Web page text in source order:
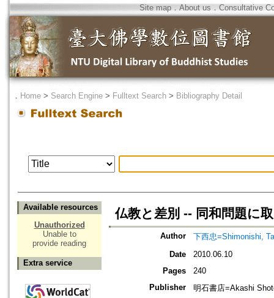
Site map．About us ． Consultative
． Home > Search Engine > Fulltext Search > Bibliography Detail
Available resources
Unauthorized
Unable to
provide reading
Extra service
仏教と差別 -- 同和問題に
Author
下西忠=Shimonishi,
Date
2010.06.10
Pages
240
Publisher
明石書店=Akashi